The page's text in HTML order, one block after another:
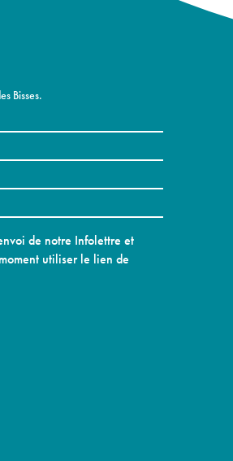
Bisses.
de notre Infolettre et
utiliser le lien de